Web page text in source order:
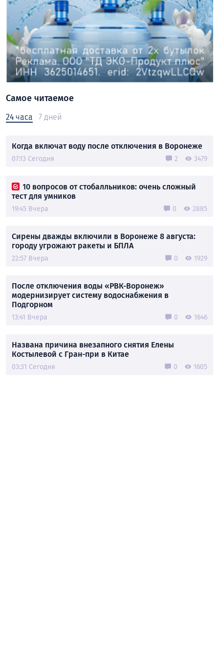
Самое читаемое
24 часа 7 дней
Когда включат воду после отключения в Воронеже
07:13 Сегодня 2 3479
10 вопросов от стобалльников: очень сложный
тест для умников
19:45 Вчера 0 2885
Сирены дважды включили в Воронеже 8 августа:
городу угрожают ракеты и БПЛА
22:57 Вчера 0 1929
После отключения воды «РВК-Воронеж»
модернизирует систему водоснабжения в
Подгорном
13:41 Вчера 0 1646
Названа причина внезапного снятия Елены
Костылевой с Гран-при в Китае
03:31 Сегодня 0 1605